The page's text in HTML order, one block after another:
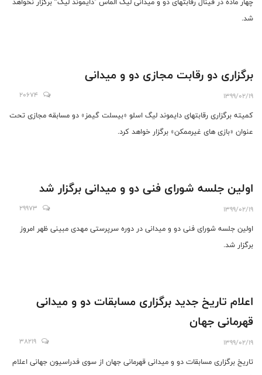
شد.
برگزاری دو رقابت مجازی دو و میدانی
1399/02/19
20674
کمیته برگزاری رقابتهای دایموند لیگ اسلو «بیسلت گیمز» دو‌ مسابقه مجازی تحت
عنوان «بازی های غیرممکن» برگزار خواهد کرد.
اولین جلسه شورای فنی دو و میدانی برگزار شد
1399/02/19
29973
اولین جلسه شورای فنی دو و میدانی در دوره سرپرستی مهدی مبینی ظهر امروز
برگزار شد.
اعلام تاریخ جدید برگزاری مسابقات دو و میدانی
قهرمانی جهان
1399/02/19
38219
تاریخ برگزاری مسابقات دو و میدانی قهرمانی جهان از سوی فدراسیون جهانی اعلام